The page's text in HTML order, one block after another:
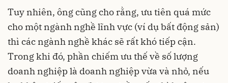
Tuy nhiên, ông cũng cho rằng, ưu tiên quá mức
cho một ngành nghề lĩnh vực (ví dụ bất động sản)
thì các ngành nghề khác sẽ rất khó tiếp cận.
Trong khi đó, phần chiếm ưu thế về số lượng
doanh nghiệp là doanh nghiệp vừa và nhỏ, nếu